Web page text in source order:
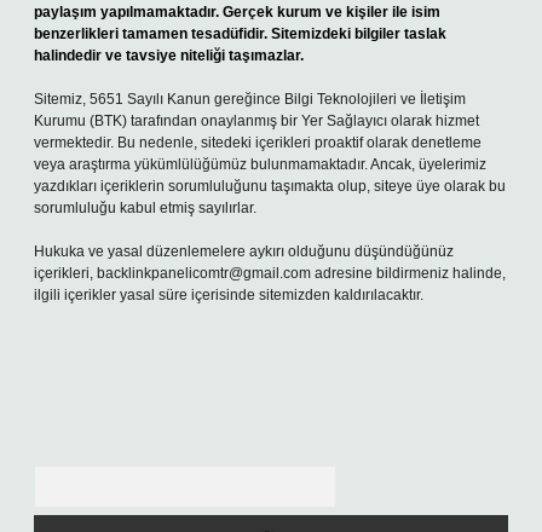
paylaşım yapılmamaktadır. Gerçek kurum ve kişiler ile isim
benzerlikleri tamamen tesadüfidir. Sitemizdeki bilgiler taslak
halindedir ve tavsiye niteliği taşımazlar.
Sitemiz, 5651 Sayılı Kanun gereğince Bilgi Teknolojileri ve İletişim
Kurumu (BTK) tarafından onaylanmış bir Yer Sağlayıcı olarak hizmet
vermektedir. Bu nedenle, sitedeki içerikleri proaktif olarak denetleme
veya araştırma yükümlülüğümüz bulunmamaktadır. Ancak, üyelerimiz
yazdıkları içeriklerin sorumluluğunu taşımakta olup, siteye üye olarak bu
sorumluluğu kabul etmiş sayılırlar.
Hukuka ve yasal düzenlemelere aykırı olduğunu düşündüğünüz
içerikleri, backlinkpanelicomtr@gmail.com adresine bildirmeniz halinde,
ilgili içerikler yasal süre içerisinde sitemizden kaldırılacaktır.